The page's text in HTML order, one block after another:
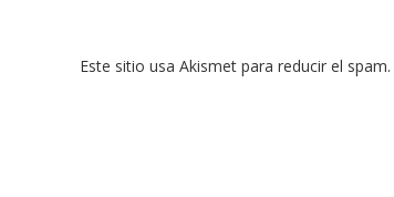
de
Este sitio usa Akismet para reducir el spam.